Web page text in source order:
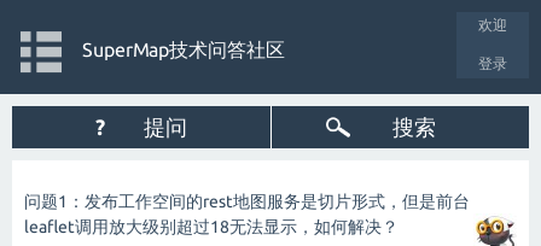
欢迎
登录
SuperMap技术问答社区
? 提问 搜索
问题1：发布工作空间的rest地图服务是切片形式，但是前台
leaflet调用放大级别超过18无法显示，如何解决？